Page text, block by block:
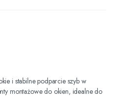
i stabilne podparcie szyb w
montażowe do okien, idealne do